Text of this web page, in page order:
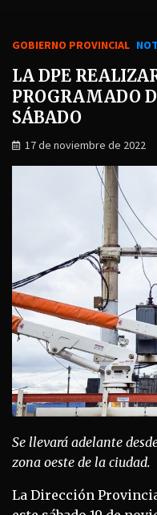
GOBIERNO PROVINCIAL
LA DPE
PROGRAMADO
SÁBADO
17 de noviembre de 2022
Se llevará adelante
zona oeste de la ciudad.
La Dirección